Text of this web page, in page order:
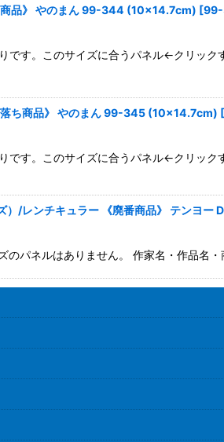
品》 やのまん 99-344 (10×14.7cm) [
す。このサイズに合うパネル←クリッ
ち商品》 やのまん 99-345 (10×14.7cm) [
す。このサイズに合うパネル←クリッ
）/レンチキュラー 《廃番商品》 テンヨ
パネルはありません。 作家名・作品名